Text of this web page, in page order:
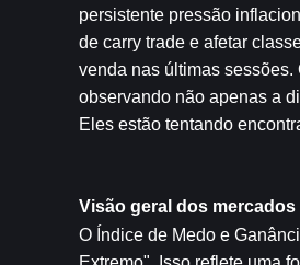
persistente pressão
de carry trade e afetar
venda nas últimas
observando não apenas a
Eles estão tentando
Visão geral dos
O Índice de Medo e